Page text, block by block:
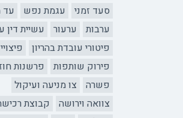
סעד זמני
עגמת נפש
עד
ערבות
ערעור
עשיית דין
פיטורי עובדת בהריון
פירוק שותפות
פרשנות
פשרה
צו מניעה ועיקול
צוואה וירושה
קבוצת